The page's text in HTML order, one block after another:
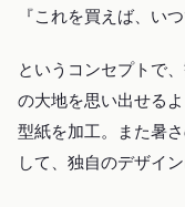
『これを買えば、い
というコンセプトで
の大地を思い出せる
型紙を加工。また暑
して、独自のデザイ